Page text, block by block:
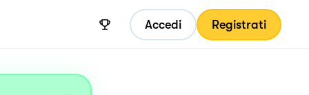
Accedi Registrati